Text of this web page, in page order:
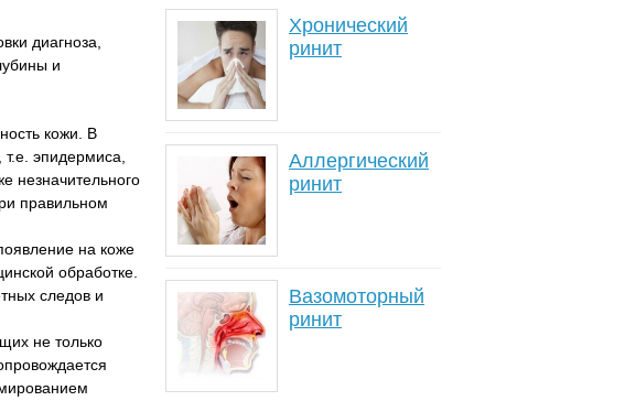
диагноза,
и
кожи. В
эпидермиса,
незначительного
правильном
на коже
обработке.
следов и
не только
Хронический
ринит
Аллергический
ринит
Вазомоторный
ринит